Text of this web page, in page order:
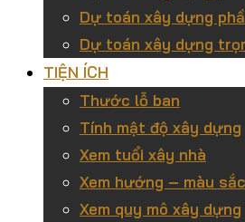
Dự toán xây dựng
Dự toán xây dựng
TIỆN ÍCH
Thước lỗ ban
Tính mật độ xây dựng
Xem tuổi xây nhà
Xem hướng – màu sắc
Xem quy mô xây dựng